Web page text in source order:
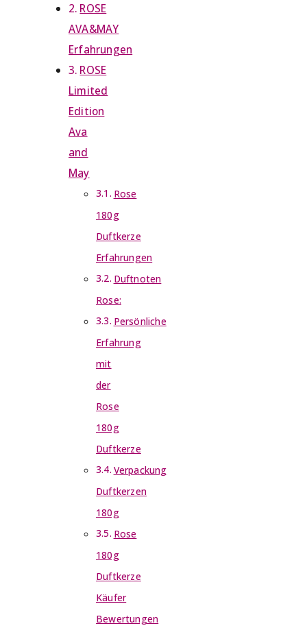
ROSE
AVA&MAY
Erfahrungen
ROSE
Limited
Edition
Ava
and
May
Rose
180g
Duftkerze
Erfahrungen
Duftnoten
Rose:
Persönliche
Erfahrung
mit
der
Rose
180g
Duftkerze
Verpackung
Duftkerzen
180g
Rose
180g
Duftkerze
Käufer
Bewertungen